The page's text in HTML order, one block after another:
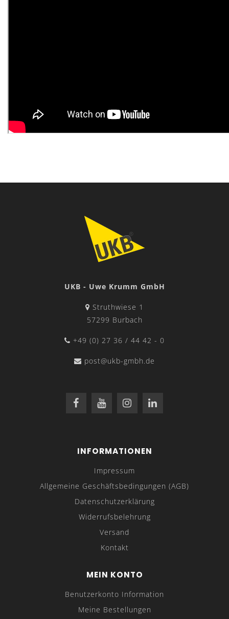
UKB - Uwe Krumm GmbH
Struthwiese 1
57299 Burbach
+49 (0) 27 36 / 44 42 - 0
post@ukb-gmbh.de
INFORMATIONEN
Impressum
Allgemeine Geschäftsbedingungen (AGB)
Datenschutzerklärung
Widerrufsbelehrung
Versand
Kontakt
MEIN KONTO
Benutzerkonto Information
Meine Bestellungen